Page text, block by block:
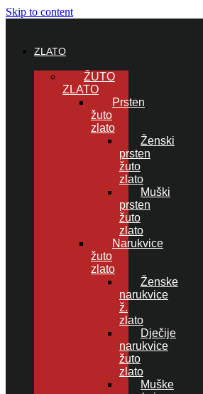
Skip to content
ZLATO
ŽUTO
ZLATO
Prsten
žuto
zlato
Ženski
prsten
žuto
zlato
Muški
prsten
žuto
zlato
Narukvice
žuto
zlato
Ženske
narukvice
ž.
zlato
Dječije
narukvice
žuto
zlato
Muške